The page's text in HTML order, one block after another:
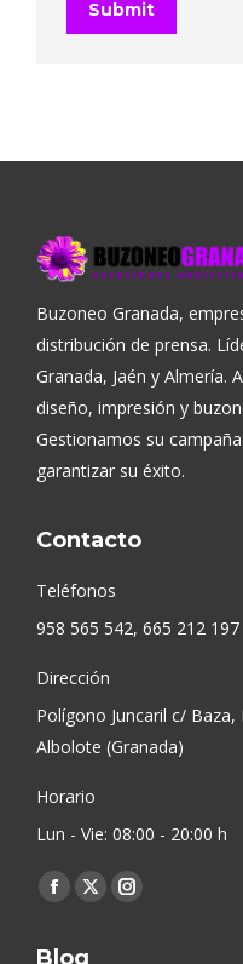
Submit
Buzoneo Granada,
distribución de prensa.
Granada, Jaén y Almería.
diseño, impresión y
Gestionamos su
garantizar su éxito.
Contacto
Teléfonos
958 565 542, 665 212 197
Dirección
Polígono Juncaril c/
Albolote (Granada)
Horario
Lun - Vie: 08:00 - 20:00 h
Find us on:
Facebook
X
Instagram
Blog